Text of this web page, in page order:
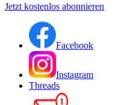
Jetzt kostenlos abonnieren
Facebook
Instagram
Threads